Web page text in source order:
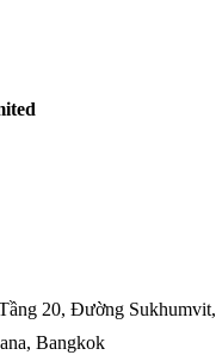
20, Đường Sukhumvit,
Bangkok